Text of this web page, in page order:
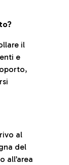
il
e
al
del
all’area